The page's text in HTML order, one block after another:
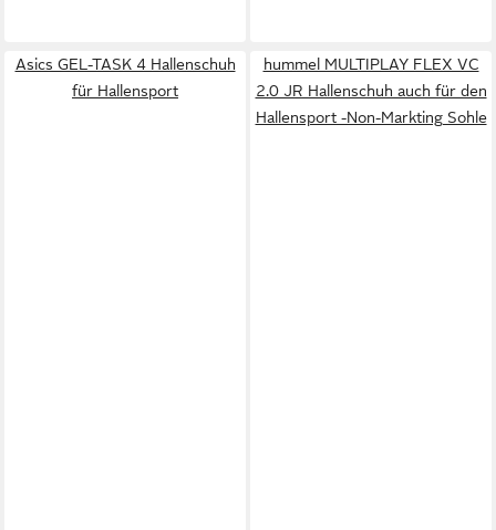
Asics GEL-TASK 4 Hallenschuh
für Hallensport
hummel MULTIPLAY FLEX VC
2.0 JR Hallenschuh auch für den
Hallensport -Non-Markting Sohle